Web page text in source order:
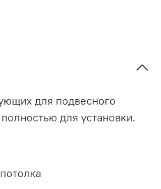
для подвесного
для установки.